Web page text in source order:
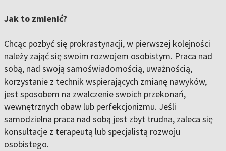
Jak to zmienić?
Chcąc pozbyć się prokrastynacji, w pierwszej kolejności
należy zająć się swoim rozwojem osobistym. Praca nad
sobą, nad swoją samoświadomością, uważnością,
korzystanie z technik wspierających zmianę nawyków,
jest sposobem na zwalczenie swoich przekonań,
wewnętrznych obaw lub perfekcjonizmu. Jeśli
samodzielna praca nad sobą jest zbyt trudna, zaleca się
konsultacje z terapeutą lub specjalistą rozwoju
osobistego.